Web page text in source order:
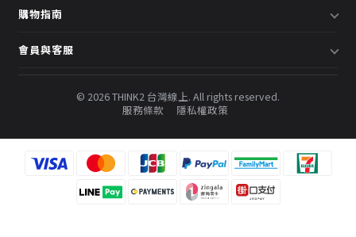
關於我們
預約諮詢
購物指南
配送說明
常見問題
會員與客服
會員中心
© 2026 THINK2 台灣線上. All rights reserved.
服務條款
隱私權政策